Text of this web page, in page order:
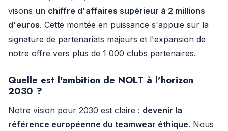
visons un chiffre d'affaires supérieur à 2 millions
d'euros. Cette montée en puissance s'appuie sur la
signature de partenariats majeurs et l'expansion de
notre offre vers plus de 1 000 clubs partenaires.
Quelle est l'ambition de NOLT à l'horizon
2030 ?
Notre vision pour 2030 est claire : devenir la
référence européenne du teamwear éthique. Nous